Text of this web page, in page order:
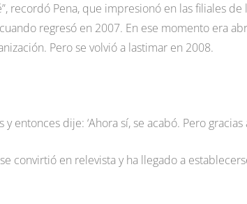
recordó Pena, que impresionó en las filiales
regresó en 2007. En ese momento era
Pero se volvió a lastimar en 2008.
y entonces dije: ‘Ahora sí, se acabó. Pero
convirtió en relevista y ha llegado a